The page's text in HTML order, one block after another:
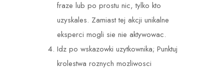
fraze lub po prostu nic, tylko kto
uzyskales. Zamiast tej akcji unikalne
eksperci mogli sie nie aktywowac.
Idz po wskazowki uzytkownika; Punktuj
krolestwa roznych mozliwosci